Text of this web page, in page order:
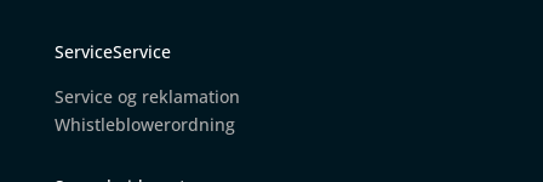
ServiceService
Service og reklamation
Whistleblowerordning